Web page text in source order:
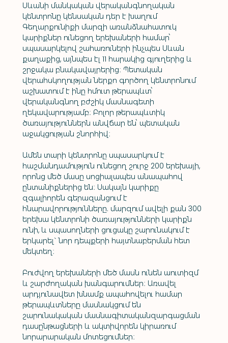
Սևանի մանկական վերականգնողական
կենտրոնը կենսական դեր է խաղում
Գեղարքունիքի մարզի առանձնահատուկ
կարիքներ ունեցող երեխաների համար՝
սպասարկելով շահառուների ինչպես Սևան
քաղաքից, այնպես էլ 11 հարակից գյուղերից և
շրջակա բնակավայրերից։ Պետական
վերահսկողության ներքո գործող կենտրոնում
աշխատում է ինը հմուտ թերապևտ՝
վերականգնող բժշիկ մասնագետի
ղեկավարությամբ։ Բոլոր թերապևտիկ
ծառայություններն անվճար են՝ պետական
աջակցության շնորհիվ։
Ամեն տարի կենտրոնը սպասարկում է
հաշմանդամություն ունեցող շուրջ 200 երեխայի,
որոնց մեծ մասը սոցիալապես անապահով
ընտանիքներից են։ Սակայն կարիքը
զգալիորեն գերազանցում է
հնարավորությունները. մարզում ավելի քան 300
երեխա կենտրոնի ծառայությունների կարիքն
ունի, և սպասողների ցուցակը շարունակում է
երկարել` նոր դեպքերի հայտնաբերման հետ
մեկտեղ։
Բուժվող երեխաների մեծ մասն ունեն աուտիզմ
և շարժողական խանգարումներ։ Առավել
արդյունավետ խնամք ապահովելու համար
թերապևտները մասնակցում են
շարունակական մասնագիտականզարգացման
դասընթացների և ակտիվորեն կիրառում
նորարարական մոտեցումներ։